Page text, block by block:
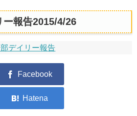
ー報告2015/4/26
デイリー報告
業